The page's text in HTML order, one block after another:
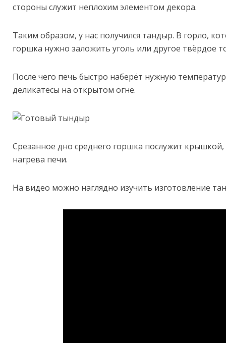
стороны служит неплохим элементом декора.
Таким образом, у нас получился тандыр. В горло,
горшка нужно заложить уголь или другое твёрдое
После чего печь быстро наберёт нужную
деликатесы на открытом огне.
Срезанное дно среднего горшка послужит
нагрева печи.
На видео можно наглядно изучить изготовление